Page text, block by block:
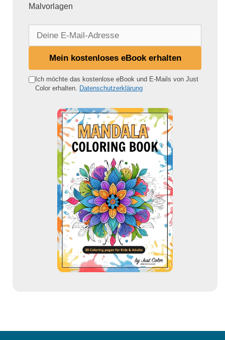
Malvorlagen
e
Mein kostenloses eBook erhalten
Ich möchte das kostenlose eBook und E-Mails von Just
Color erhalten. Datenschutzerklärung